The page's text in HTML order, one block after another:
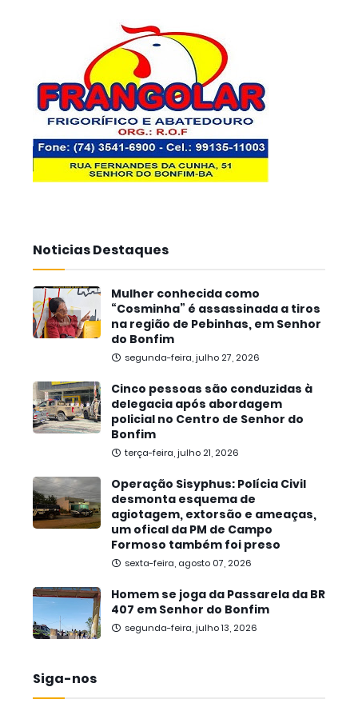
Noticias Destaques
Mulher conhecida como
“Cosminha” é assassinada a tiros
na região de Pebinhas, em Senhor
do Bonfim
segunda-feira, julho 27, 2026
Cinco pessoas são conduzidas à
delegacia após abordagem
policial no Centro de Senhor do
Bonfim
terça-feira, julho 21, 2026
Operação Sisyphus: Polícia Civil
desmonta esquema de
agiotagem, extorsão e ameaças,
um ofical da PM de Campo
Formoso também foi preso
sexta-feira, agosto 07, 2026
Homem se joga da Passarela da BR
407 em Senhor do Bonfim
segunda-feira, julho 13, 2026
Siga-nos